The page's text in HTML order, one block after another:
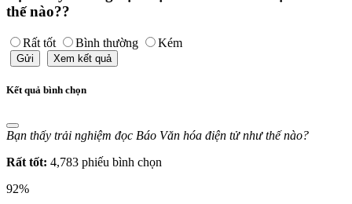
thế nào??
Rất tốt Bình thường Kém
Gửi Xem kết quả
Kết quả bình chọn
Bạn thấy trải nghiệm đọc Báo Văn hóa điện tử như thế nào?
Rất tốt: 4,783 phiếu bình chọn
92%